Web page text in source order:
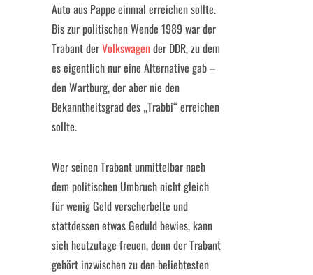
Auto aus Pappe einmal erreichen sollte.
Bis zur politischen Wende 1989 war der
Trabant derVolkswagender DDR, zu dem
es eigentlich nur eine Alternative gab –
den Wartburg, der aber nie den
Bekanntheitsgrad des „Trabbi“ erreichen
sollte.
Wer seinen Trabant unmittelbar nach
dem politischen Umbruch nicht gleich
für wenig Geld verscherbelte und
stattdessen etwas Geduld bewies, kann
sich heutzutage freuen, denn der Trabant
gehört inzwischen zu den beliebtesten